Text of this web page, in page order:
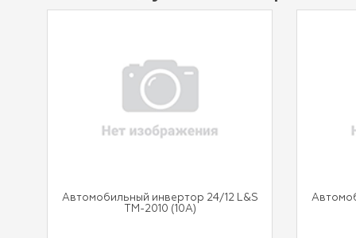
Автомобильный инвертор 24/12 L&S
TM-2010 (10A)